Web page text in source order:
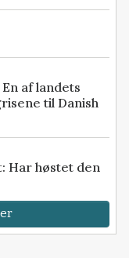
af landets
til Danish
Har høstet den